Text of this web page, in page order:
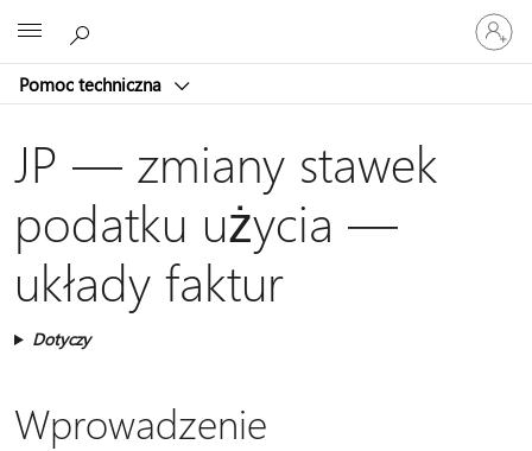
Pomoc techniczna
Zaloguj
się
do
konta
JP — zmiany stawek
podatku użycia —
układy faktur
Dotyczy
Wprowadzenie